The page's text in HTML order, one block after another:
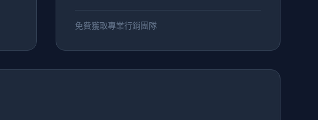
免費獲取專業行銷團隊